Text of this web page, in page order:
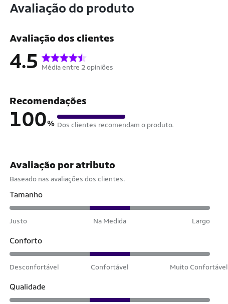
Avaliação do produto
Avaliação dos clientes
4.5 Média entre 2 opiniões
Recomendações
100% Dos clientes recomendam o produto.
Avaliação por atributo
Baseado nas avaliações dos clientes.
Tamanho
Justo Na Medida Largo
Conforto
Desconfortável Confortável Muito Confortável
Qualidade